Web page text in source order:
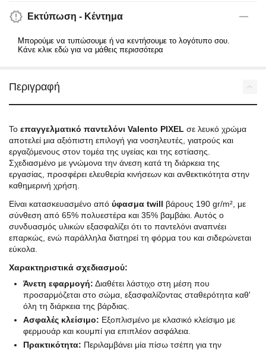
Εκτύπωση - Κέντημα
Μπορούμε να τυπώσουμε ή να κεντήσουμε το λογότυπο σου.
Κάνε κλικ εδώ για να μάθεις περισσότερα
Περιγραφή
Το επαγγελματικό παντελόνι Valento PIXEL σε λευκό χρώμα
αποτελεί μια αξιόπιστη επιλογή για νοσηλευτές, γιατρούς και
εργαζόμενους στον τομέα της υγείας και της εστίασης.
Σχεδιασμένο με γνώμονα την άνεση κατά τη διάρκεια της
εργασίας, προσφέρει ελευθερία κινήσεων και ανθεκτικότητα στην
καθημερινή χρήση.
Είναι κατασκευασμένο από ύφασμα twill βάρους 190 gr/m², με
σύνθεση από 65% πολυεστέρα και 35% βαμβάκι. Αυτός ο
συνδυασμός υλικών εξασφαλίζει ότι το παντελόνι αναπνέει
επαρκώς, ενώ παράλληλα διατηρεί τη φόρμα του και σιδερώνεται
εύκολα.
Χαρακτηριστικά σχεδιασμού:
Άνετη εφαρμογή: Διαθέτει λάστιχο στη μέση που
προσαρμόζεται στο σώμα, εξασφαλίζοντας σταθερότητα καθ'
όλη τη διάρκεια της βάρδιας.
Ασφαλές κλείσιμο: Εξοπλισμένο με κλασικό κλείσιμο με
φερμουάρ και κουμπί για επιπλέον ασφάλεια.
Πρακτικότητα: Περιλαμβάνει μία πίσω τσέπη για την